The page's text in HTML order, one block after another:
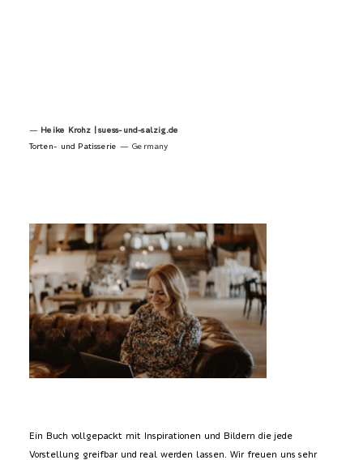
Ein Buch vollgepackt mit Inspirationen und Bildern die jede
Vorstellung greifbar und real werden lassen. Wir freuen uns sehr
— Heike Krohz |suess-und-salzig.de
Torten- und Patisserie — Germany